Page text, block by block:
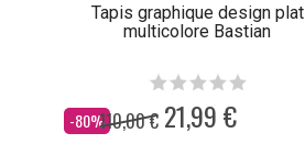
Tapis graphique design plat
multicolore Bastian
-80%
Dès 110,00 € 21,99 €